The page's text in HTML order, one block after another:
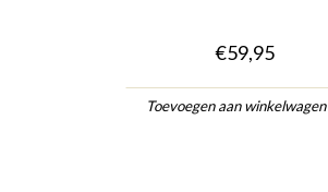
€59,95
Toevoegen aan winkelwagen